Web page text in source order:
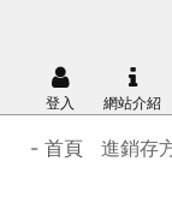
登入 網站介紹
- 首頁 進銷存